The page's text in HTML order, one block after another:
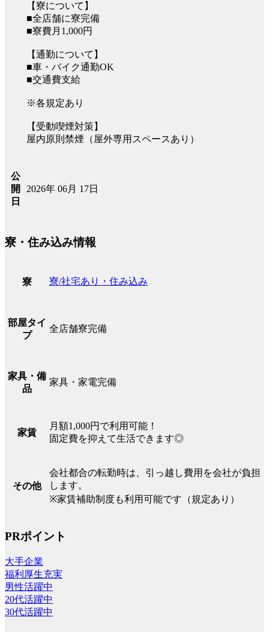
【寮について】
■全店舗に寮完備
■寮費月1,000円
【通勤について】
■車・バイク通勤OK
■交通費支給
※各規定あり
【受動喫煙対策】
屋内原則禁煙（屋外専用スペースあり）
公
開
日
2026年 06月 17日
寮・住み込み情報
寮 寮/社宅あり・住み込み
部屋タイ
プ
全店舗寮完備
家具・備
品
家具・家電完備
家賃
月額1,000円で利用可能！
固定費を抑えて生活できます◎
その他
会社都合の転勤時は、引っ越し費用を会社が負担
します。
※家賃補助制度も利用可能です（規定あり）
PRポイント
大手企業
福利厚生充実
男性活躍中
20代活躍中
30代活躍中